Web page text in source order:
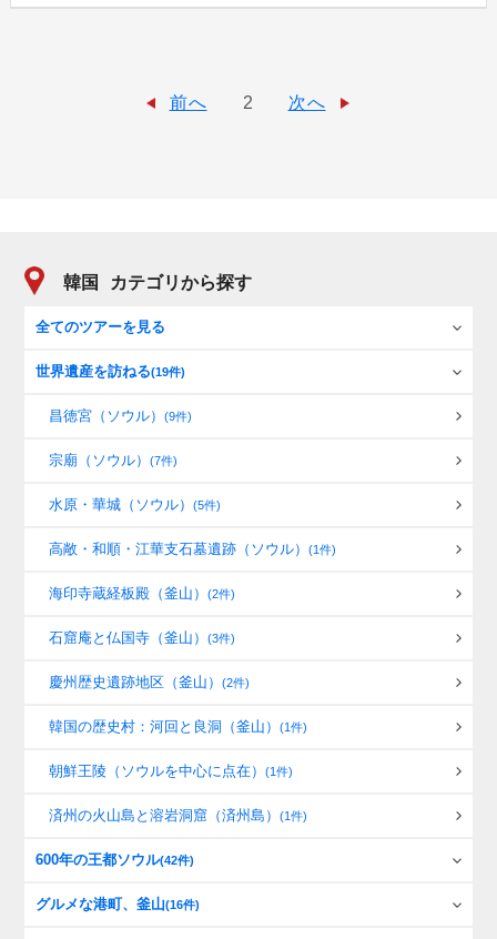
前へ 2 次へ
韓国 カテゴリから探す
全てのツアーを見る
世界遺産を訪ねる(19件)
昌徳宮（ソウル）(9件)
宗廟（ソウル）(7件)
水原・華城（ソウル）(5件)
高敞・和順・江華支石墓遺跡（ソウル）(1件)
海印寺蔵経板殿（釜山）(2件)
石窟庵と仏国寺（釜山）(3件)
慶州歴史遺跡地区（釜山）(2件)
韓国の歴史村：河回と良洞（釜山）(1件)
朝鮮王陵（ソウルを中心に点在）(1件)
済州の火山島と溶岩洞窟（済州島）(1件)
600年の王都ソウル(42件)
グルメな港町、釜山(16件)